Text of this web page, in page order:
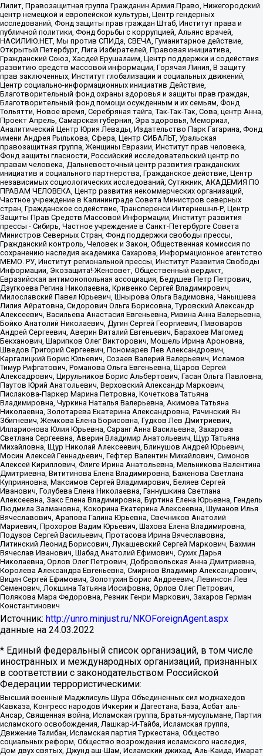
Лилит, Правозащитная группа Гражданин.Армия.Право, Нижегородский
центр немецкой и европейской культуры, Центр гендерных
исследований, Фонд защиты прав граждан Штаб, Институт права и
публичной политики, Фонд борьбы с коррупцией, Альянс врачей,
НАСИЛИЮ.НЕТ, Мы против СПИДа, СВЕЧА, Гуманитарное действие,
Открытый Петербург, Лига Избирателей, Правовая инициатива,
Гражданский Союз, Хасдей Ерушалаим, Центр поддержки и содействия
развитию средств массовой информации, Горячая Линия, В защиту
прав заключенных, Институт глобализации и социальных движений,
Центр социально-информационных инициатив Действие,
Благотворительный фонд охраны здоровья и защиты прав граждан,
Благотворительный фонд помощи осужденным и их семьям, Фонд
Тольятти, Новое время, Серебряная тайга, Так-Так-Так, Сова, центр Анна,
Проект Апрель, Самарская губерния, Эра здоровья, Мемориал,
Аналитический Центр Юрия Левады, Издательство Парк Гагарина, Фонд
имени Андрея Рылькова, Сфера, Центр СИБАЛЬТ, Уральская
правозащитная группа, Женщины Евразии, Институт прав человека,
Фонд защиты гласности, Российский исследовательский центр по
правам человека, Дальневосточный центр развития гражданских
инициатив и социального партнерства, Гражданское действие, Центр
независимых социологических исследований, Сутяжник, АКАДЕМИЯ ПО
ПРАВАМ ЧЕЛОВЕКА, Центр развития некоммерческих организаций,
Частное учреждение в Калининграде Совета Министров северных
стран, Гражданское содействие, Трансперенси Интернешнл-Р, Центр
Защиты Прав Средств Массовой Информации, Институт развития
прессы - Сибирь, Частное учреждение в Санкт-Петербурге Совета
Министров Северных Стран, Фонд поддержки свободы прессы,
Гражданский контроль, Человек и Закон, Общественная комиссия по
сохранению наследия академика Сахарова, Информационное агентство
МЕМО. РУ, Институт региональной прессы, Институт Развития Свободы
Информации, Экозащита!-Женсовет, Общественный вердикт,
Евразийская антимонопольная ассоциация, Бедушев Петр Петрович,
Дзугкоева Регина Николаевна, Кривенко Сергей Владимирович,
Милославский Павел Юрьевич, Шнырова Ольга Вадимовна, Чанышева
Лилия Айратовна, Сидорович Ольга Борисовна, Туровский Александр
Алексеевич, Васильева Анастасия Евгеньевна, Ривина Анна Валерьевна,
Бойко Анатолий Николаевич, Дугин Сергей Георгиевич, Пивоваров
Андрей Сергеевич, Аверин Виталий Евгеньевич, Барахоев Магомед
Бекханович, Шарипков Олег Викторович, Мошель Ирина Ароновна,
Шведов Григорий Сергеевич, Пономарев Лев Александрович,
Каргалицкий Борис Юльевич, Созаев Валерий Валерьевич, Исламов
Тимур Рифгатович, Романова Ольга Евгеньевна, Щаров Сергей
Алексадрович, Цирульников Борис Альбертович, Гасан Ольга Павловна,
Паутов Юрий Анатольевич, Верховский Александр Маркович,
Пислакова-Паркер Марина Петровна, Кочеткова Татьяна
Владимировна, Чуркина Наталья Валерьевна, Акимова Татьяна
Николаевна, Золотарева Екатерина Александровна, Рачинский Ян
Збигневич, Жемкова Елена Борисовна, Гудков Лев Дмитриевич,
Илларионова Юлия Юрьевна, Саранг Анна Васильевна, Захарова
Светлана Сергеевна, Аверин Владимир Анатольевич, Щур Татьяна
Михайловна, Щур Николай Алексеевич, Блинушов Андрей Юрьевич,
Мосин Алексей Геннадьевич, Гефтер Валентин Михайлович, Симонов
Алексей Кириллович, Флиге Ирина Анатольевна, Мельникова Валентина
Дмитриевна, Вититинова Елена Владимировна, Баженова Светлана
Куприяновна, Максимов Сергей Владимирович, Беляев Сергей
Иванович, Голубева Елена Николаевна, Ганнушкина Светлана
Алексеевна, Закс Елена Владимировна, Буртина Елена Юрьевна, Гендель
Людмила Залмановна, Кокорина Екатерина Алексеевна, Шуманов Илья
Вячеславович, Арапова Галина Юрьевна, Свечников Анатолий
Мариевич, Прохоров Вадим Юрьевич, Шахова Елена Владимировна,
Подузов Сергей Васильевич, Протасова Ирина Вячеславовна,
Литинский Леонид Борисович, Лукашевский Сергей Маркович, Бахмин
Вячеслав Иванович, Шабад Анатолий Ефимович, Сухих Дарья
Николаевна, Орлов Олег Петрович, Добровольская Анна Дмитриевна,
Королева Александра Евгеньевна, Смирнов Владимир Александрович,
Вицин Сергей Ефимович, Золотухин Борис Андреевич, Левинсон Лев
Семенович, Локшина Татьяна Иосифовна, Орлов Олег Петрович,
Полякова Мара Федоровна, Резник Генри Маркович, Захаров Герман
Константинович
Источник: http://unro.minjust.ru/NKOForeignAgent.aspx
данные на 24.03.2022
* Единый федеральный список организаций, в том числе
иностранных и международных организаций, признанных
в соответствии с законодательством Российской
Федерации террористическими:
Высший военный Маджлисуль Шура Объединенных сил моджахедов
Кавказа, Конгресс народов Ичкерии и Дагестана, База, Асбат аль-
Ансар, Священная война, Исламская группа, Братья-мусульмане, Партия
исламского освобождения, Лашкар-И-Тайба, Исламская группа,
Движение Талибан, Исламская партия Туркестана, Общество
социальных реформ, Общество возрождения исламского наследия,
Дом двух святых, Джунд аш-Шам, Исламский джихад, Аль-Каида, Имарат